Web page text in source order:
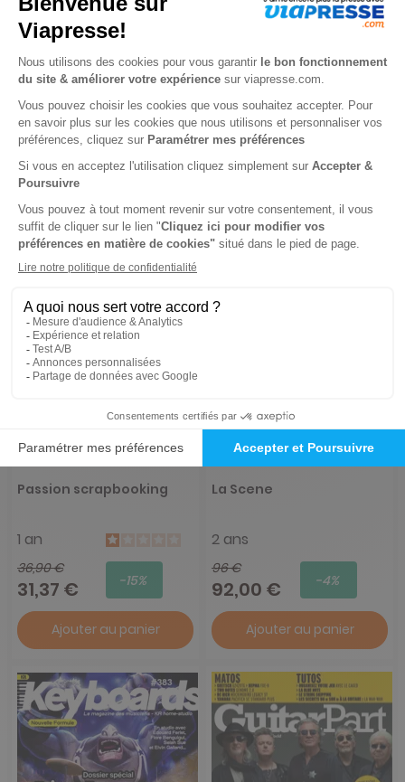
Passion Cartes Créatives
1 an
36,90 €
31,37 € -15%
Ajouter au panier
1 an
39 €
37,00 € -5%
Ajouter au panier
Passion scrapbooking
1 an
36,90 €
31,37 € -15%
Ajouter au panier
La Scene
2 ans
96 €
92,00 € -4%
Ajouter au panier